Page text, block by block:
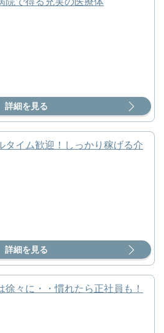
詳細を見る
イム歓迎！しっかり稼げる介
詳細を見る
々に・・慣れたら正社員も！